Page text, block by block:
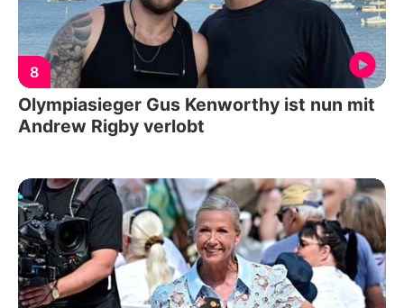
8
Olympiasieger Gus Kenworthy ist nun mit
Andrew Rigby verlobt